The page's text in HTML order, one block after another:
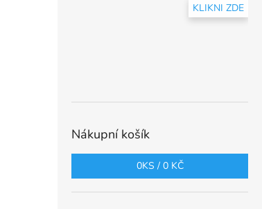
KLIKNI ZDE
Nákupní košík
0KS / 0 KČ